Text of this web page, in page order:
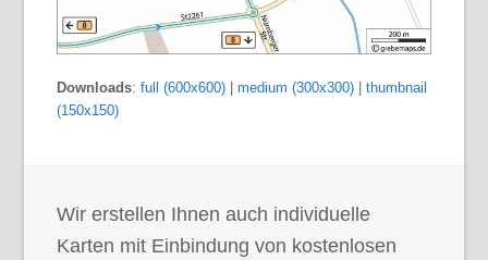
Downloads:full (600x600) |medium (300x300) |thumbnail
(150x150)
Wir erstellen Ihnen auch individuelle
Karten mit Einbindung von kostenlosen